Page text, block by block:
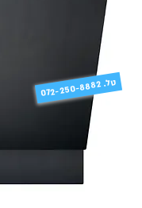
072-250-8882 .טל